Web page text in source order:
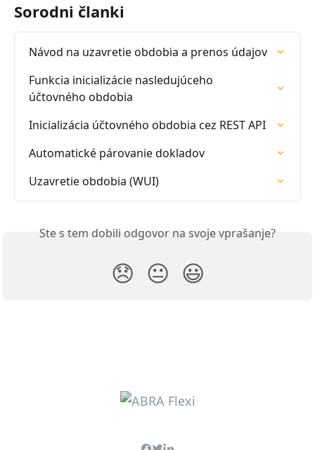
Sorodni članki
Návod na uzavretie obdobia a prenos údajov
Funkcia inicializácie nasledujúceho
účtovného obdobia
Inicializácia účtovného obdobia cez REST API
Automatické párovanie dokladov
Uzavretie obdobia (WUI)
Ste s tem dobili odgovor na svoje vprašanje?
😞 😐 😃